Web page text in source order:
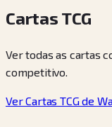
Cartas TCG
Ver todas as cartas
competitivo.
Ver Cartas TCG de